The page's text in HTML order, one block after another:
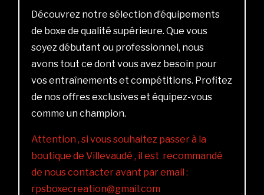
Découvrez notre sélection d’équipements
de boxe de qualité supérieure. Que vous
soyez débutant ou professionnel, nous
avons tout ce dont vous avez besoin pour
vos entraînements et compétitions. Profitez
de nos offres exclusives et équipez-vous
comme un champion.
Attention , si vous souhaitez passer à la
boutique de Villevaudé , il est recommandé
de nous contacter avant par email :
rpsboxecreation@gmail.com